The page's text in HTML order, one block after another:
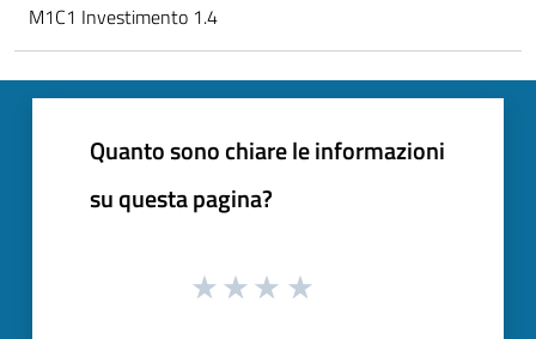
M1C1 Investimento 1.4
Quanto sono chiare le informazioni
su questa pagina?